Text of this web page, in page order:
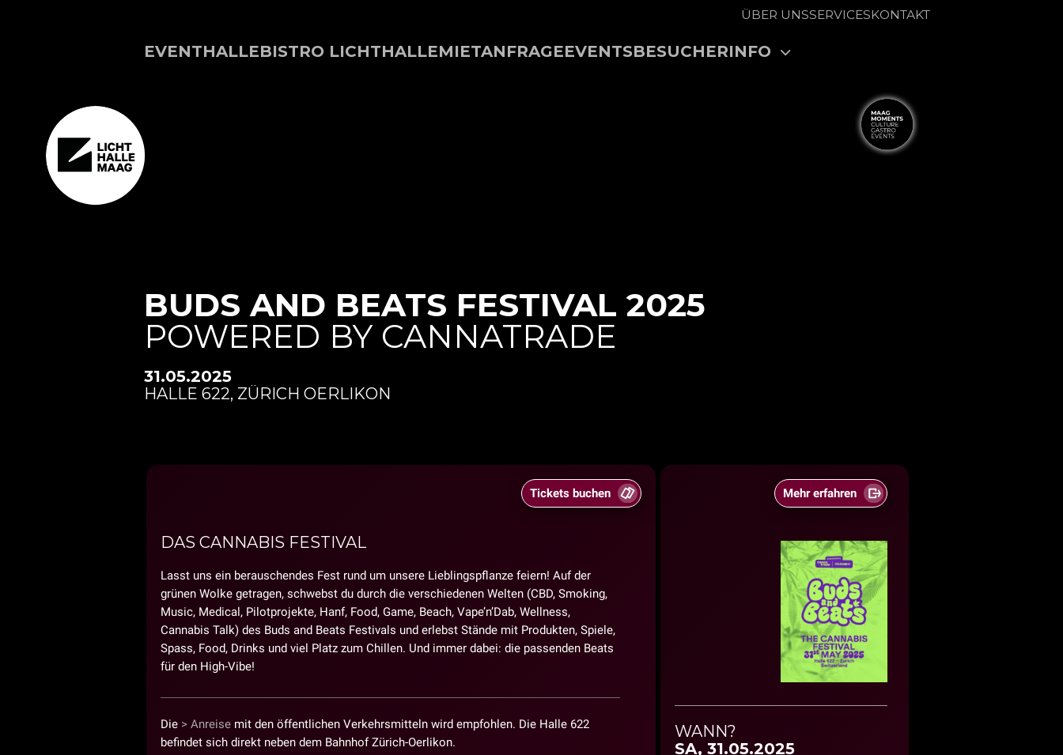
ÜBER UNSSERVICESKONTAKT
EVENTHALLEBISTRO LICHTHALLEMIETANFRAGEEVENTSBESUCHERINFO
BUDS AND BEATS FESTIVAL 2025
POWERED BY CANNATRADE
31.05.2025
HALLE 622, ZÜRICH OERLIKON
Tickets buchen
DAS CANNABIS FESTIVAL
Lasst uns ein berauschendes Fest rund um unsere Lieblingspflanze feiern! Auf der
grünen Wolke getragen, schwebst du durch die verschiedenen Welten (CBD, Smoking,
Music, Medical, Pilotprojekte, Hanf, Food, Game, Beach, Vape’n’Dab, Wellness,
Cannabis Talk) des Buds and Beats Festivals und erlebst Stände mit Produkten, Spiele,
Spass, Food, Drinks und viel Platz zum Chillen. Und immer dabei: die passenden Beats
für den High-Vibe!
Die Anreisemit den öffentlichen Verkehrsmitteln wird empfohlen. Die Halle 622
befindet sich direkt neben dem Bahnhof Zürich-Oerlikon.
Mehr erfahren
WANN?
SA, 31.05.2025